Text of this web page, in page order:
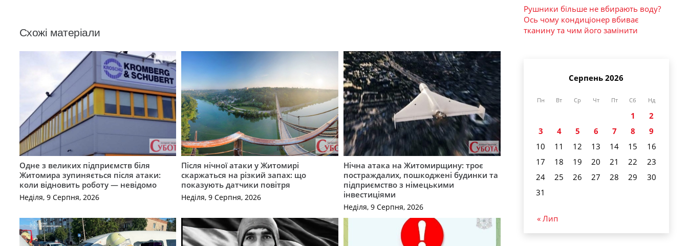
Схожі матеріали
Одне з великих підприємств біля
Житомира зупиняється після атаки:
коли відновить роботу — невідомо
Неділя, 9 Серпня, 2026
Після нічної атаки у Житомирі
скаржаться на різкий запах: що
показують датчики повітря
Неділя, 9 Серпня, 2026
Нічна атака на Житомирщину: троє
постраждалих, пошкоджені будинки та
підприємство з німецькими
інвестиціями
Неділя, 9 Серпня, 2026
Рушники більше не вбирають воду?
Ось чому кондиціонер вбиває
тканину та чим його замінити
Серпень 2026
Пн Вт Ср Чт Пт Сб Нд
1
2
3
4 5 6 7 8
9
10
11 12 13 14 15
16
17
18 19 20 21 22
23
24
25 26 27 28 29
30
31
« Лип